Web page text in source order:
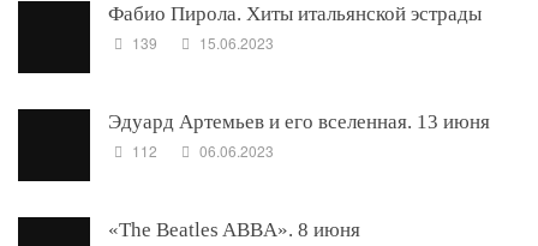
Фабио Пирола. Хиты итальянской эстрады
139 15.06.2023
Эдуард Артемьев и его вселенная. 13 июня
112 06.06.2023
«The Beatles ABBA». 8 июня